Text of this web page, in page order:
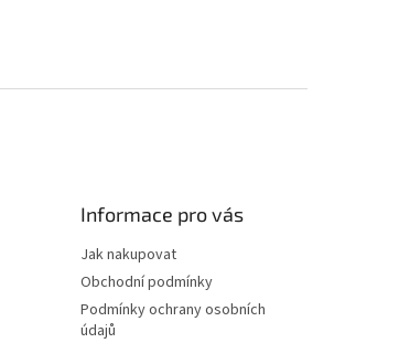
Informace pro vás
Jak nakupovat
Obchodní podmínky
Podmínky ochrany osobních
údajů